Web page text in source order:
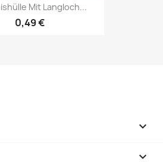
Mit Langloch...
0,49 €

